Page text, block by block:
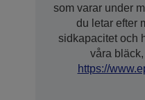
som varar under
du letar efter
sidkapacitet och
våra
https://